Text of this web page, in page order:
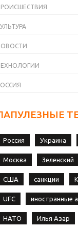
Россия Украина
Москва Зеленский
США санкции
UFC иностранные
НАТО Илья Азар